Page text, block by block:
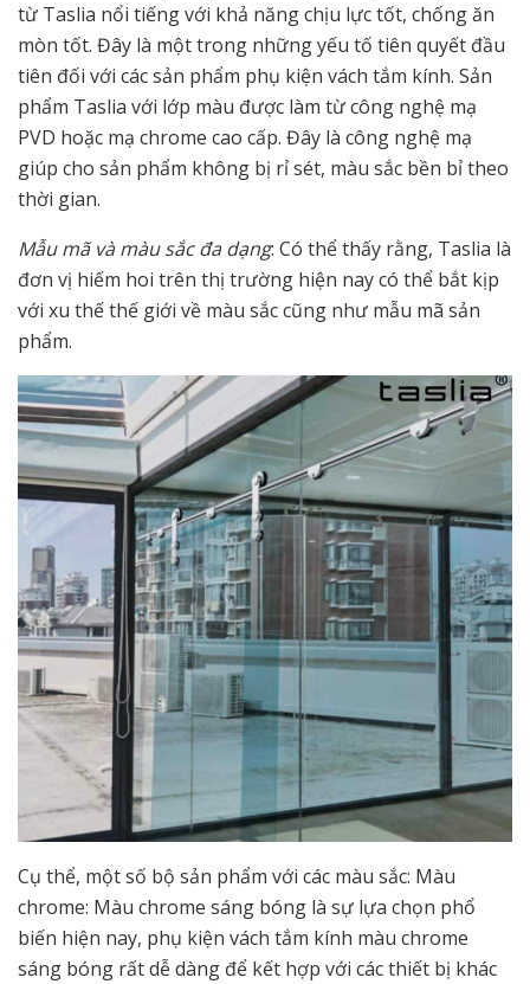
từ Taslia nổi tiếng với khả năng chịu lực tốt, chống ăn
mòn tốt. Đây là một trong những yếu tố tiên quyết đầu
tiên đối với các sản phẩm phụ kiện vách tắm kính. Sản
phẩm Taslia với lớp màu được làm từ công nghệ mạ
PVD hoặc mạ chrome cao cấp. Đây là công nghệ mạ
giúp cho sản phẩm không bị rỉ sét, màu sắc bền bỉ theo
thời gian.
Mẫu mã và màu sắc đa dạng: Có thể thấy rằng, Taslia là
đơn vị hiếm hoi trên thị trường hiện nay có thể bắt kịp
với xu thế thế giới về màu sắc cũng như mẫu mã sản
phẩm.
Cụ thể, một số bộ sản phẩm với các màu sắc: Màu
chrome: Màu chrome sáng bóng là sự lựa chọn phổ
biến hiện nay, phụ kiện vách tắm kính màu chrome
sáng bóng rất dễ dàng để kết hợp với các thiết bị khác